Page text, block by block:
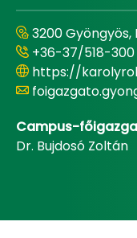
3200 Gyöngyös,
+36-37/518-300
https://
Campus-
Dr. Bujdosó Zoltán